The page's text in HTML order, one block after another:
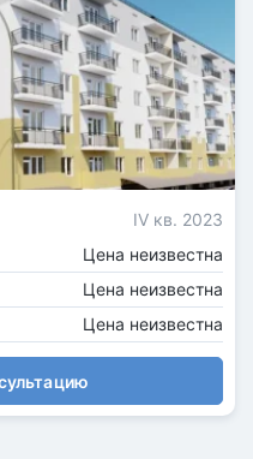
IV кв. 2023
Цена неизвестна
Цена неизвестна
Цена неизвестна